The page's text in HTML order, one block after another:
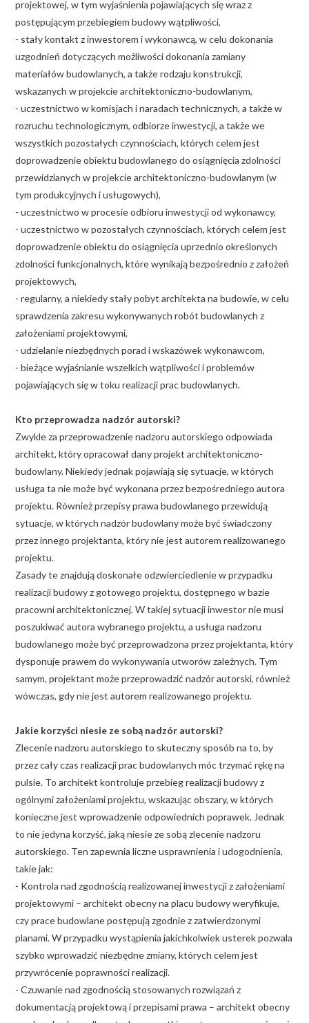
projektowej, w tym wyjaśnienia pojawiających się wraz z
postępującym przebiegiem budowy wątpliwości,
- stały kontakt z inwestorem i wykonawcą, w celu dokonania
uzgodnień dotyczących możliwości dokonania zamiany
materiałów budowlanych, a także rodzaju konstrukcji,
wskazanych w projekcie architektoniczno-budowlanym,
- uczestnictwo w komisjach i naradach technicznych, a także w
rozruchu technologicznym, odbiorze inwestycji, a także we
wszystkich pozostałych czynnościach, których celem jest
doprowadzenie obiektu budowlanego do osiągnięcia zdolności
przewidzianych w projekcie architektoniczno-budowlanym (w
tym produkcyjnych i usługowych),
- uczestnictwo w procesie odbioru inwestycji od wykonawcy,
- uczestnictwo w pozostałych czynnościach, których celem jest
doprowadzenie obiektu do osiągnięcia uprzednio określonych
zdolności funkcjonalnych, które wynikają bezpośrednio z założeń
projektowych,
- regularny, a niekiedy stały pobyt architekta na budowie, w celu
sprawdzenia zakresu wykonywanych robót budowlanych z
założeniami projektowymi,
- udzielanie niezbędnych porad i wskazówek wykonawcom,
- bieżące wyjaśnianie wszelkich wątpliwości i problemów
pojawiających się w toku realizacji prac budowlanych.
Kto przeprowadza nadzór autorski?
Zwykle za przeprowadzenie nadzoru autorskiego odpowiada
architekt, który opracował dany projekt architektoniczno-
budowlany. Niekiedy jednak pojawiają się sytuacje, w których
usługa ta nie może być wykonana przez bezpośredniego autora
projektu. Również przepisy prawa budowlanego przewidują
sytuacje, w których nadzór budowlany może być świadczony
przez innego projektanta, który nie jest autorem realizowanego
projektu.
Zasady te znajdują doskonałe odzwierciedlenie w przypadku
realizacji budowy z gotowego projektu, dostępnego w bazie
pracowni architektonicznej. W takiej sytuacji inwestor nie musi
poszukiwać autora wybranego projektu, a usługa nadzoru
budowlanego może być przeprowadzona przez projektanta, który
dysponuje prawem do wykonywania utworów zależnych. Tym
samym, projektant może przeprowadzić nadzór autorski, również
wówczas, gdy nie jest autorem realizowanego projektu.
Jakie korzyści niesie ze sobą nadzór autorski?
Zlecenie nadzoru autorskiego to skuteczny sposób na to, by
przez cały czas realizacji prac budowlanych móc trzymać rękę na
pulsie. To architekt kontroluje przebieg realizacji budowy z
ogólnymi założeniami projektu, wskazując obszary, w których
konieczne jest wprowadzenie odpowiednich poprawek. Jednak
to nie jedyna korzyść, jaką niesie ze sobą zlecenie nadzoru
autorskiego. Ten zapewnia liczne usprawnienia i udogodnienia,
takie jak:
- Kontrola nad zgodnością realizowanej inwestycji z założeniami
projektowymi – architekt obecny na placu budowy weryfikuje,
czy prace budowlane postępują zgodnie z zatwierdzonymi
planami. W przypadku wystąpienia jakichkolwiek usterek pozwala
szybko wprowadzić niezbędne zmiany, których celem jest
przywrócenie poprawności realizacji.
- Czuwanie nad zgodnością stosowanych rozwiązań z
dokumentacją projektową i przepisami prawa – architekt obecny